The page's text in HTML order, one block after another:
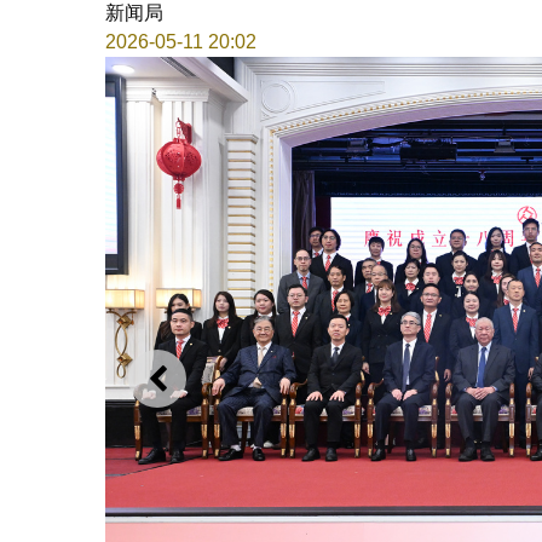
新闻局
2026-05-11 20:02
上一则